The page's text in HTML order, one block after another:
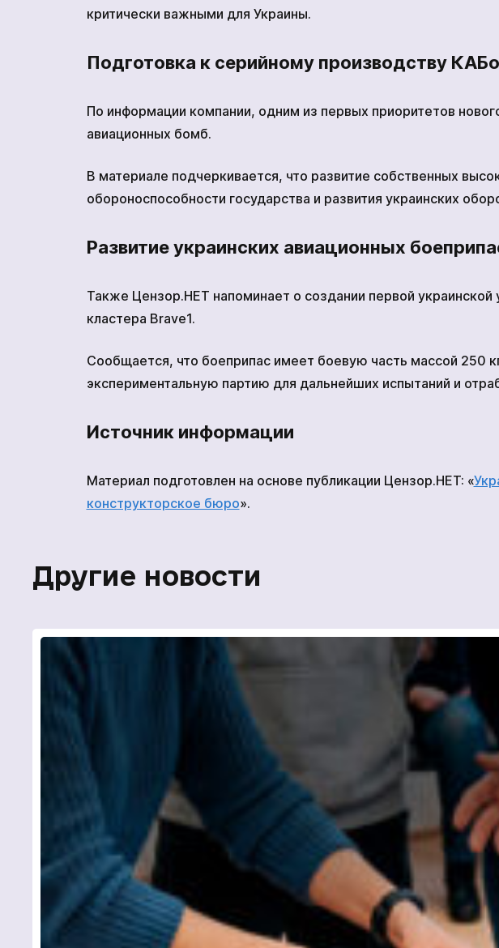
критически важными для Украины.
Подготовка к серийному производству
По информации компании, одним из первых приоритетов
авиационных бомб.
В материале подчеркивается, что развитие собственных
обороноспособности государства и развития украинских
Развитие украинских авиационных
Также Цензор.НЕТ напоминает о создании первой
кластера Brave1.
Сообщается, что боеприпас имеет боевую часть массой 250
экспериментальную партию для дальнейших испытаний и
Источник информации
Материал подготовлен на основе публикации Цензор.НЕТ: «
конструкторское бюро».
Другие новости
Чтобы не ждать, вы можете
связаться с нами, нажав на
кнопку телефона.
Ваш
Ваша